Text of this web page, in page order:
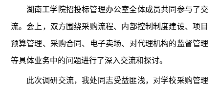
湖南工学院招投标管理办公室全体成员共同参与了交
流。会上，双方围绕采购流程、内部控制制度建设、项目
预算管理、采购合同、电子卖场、对代理机构的监督管理
等具体业务中的问题进行了深入交流和探讨。
此次调研交流，我处同志受益匪浅，对学校采购管理